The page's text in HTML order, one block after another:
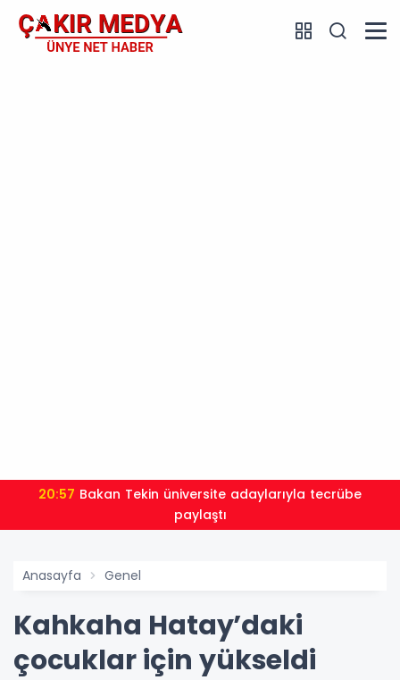
20:57
paylaştı
Anasayfa Genel
Kahkaha Hatay’daki
çocuklar için yükseldi